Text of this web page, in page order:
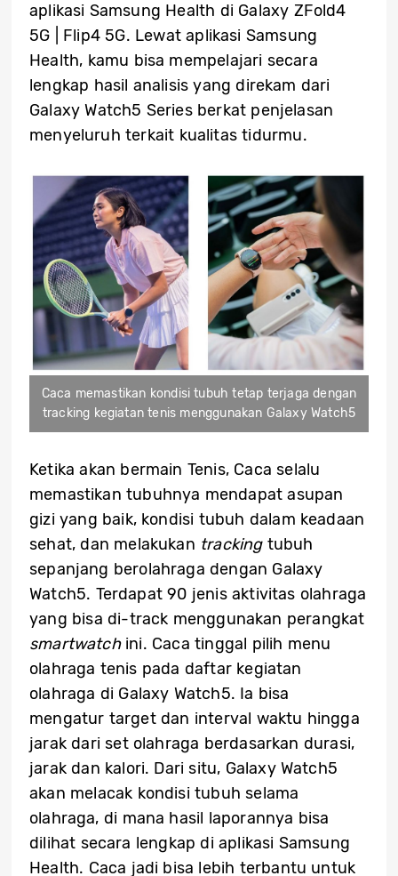
aplikasi Samsung Health di Galaxy ZFold4
5G | Flip4 5G. Lewat aplikasi Samsung
Health, kamu bisa mempelajari secara
lengkap hasil analisis yang direkam dari
Galaxy Watch5 Series berkat penjelasan
menyeluruh terkait kualitas tidurmu.
Caca memastikan kondisi tubuh tetap terjaga dengan
tracking kegiatan tenis menggunakan Galaxy Watch5
Ketika akan bermain Tenis, Caca selalu
memastikan tubuhnya mendapat asupan
gizi yang baik, kondisi tubuh dalam keadaan
sehat, dan melakukan tracking tubuh
sepanjang berolahraga dengan Galaxy
Watch5. Terdapat 90 jenis aktivitas olahraga
yang bisa di-track menggunakan perangkat
smartwatchini. Caca tinggal pilih menu
olahraga tenis pada daftar kegiatan
olahraga di Galaxy Watch5. Ia bisa
mengatur target dan interval waktu hingga
jarak dari set olahraga berdasarkan durasi,
jarak dan kalori. Dari situ, Galaxy Watch5
akan melacak kondisi tubuh selama
olahraga, di mana hasil laporannya bisa
dilihat secara lengkap di aplikasi Samsung
Health. Caca jadi bisa lebih terbantu untuk